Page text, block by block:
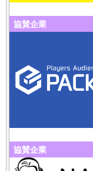
協賛企業
協賛企業